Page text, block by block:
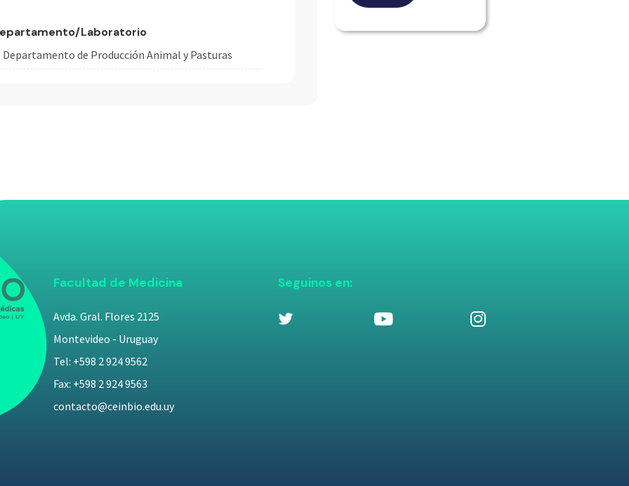
Laboratorio
Departamento de Producción Animal y Pasturas
Facultad de Medicina
Avda. Gral. Flores 2125
Montevideo - Uruguay
Tel: +598 2 924 9562
Fax: +598 2 924 9563
contacto@ceinbio.edu.uy
Seguinos en: